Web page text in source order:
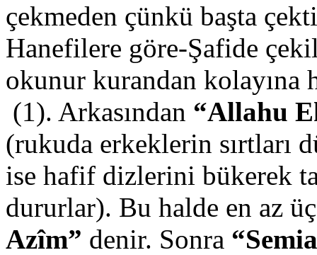
çekmeden çünkü başta
Hanefilere göre-Şafide
okunur kurandan kolayına
(1). Arkasından “Allahu
(rukuda erkeklerin sırtları
ise hafif dizlerini bükerek
dururlar). Bu halde en az
Azîm” denir. Sonra